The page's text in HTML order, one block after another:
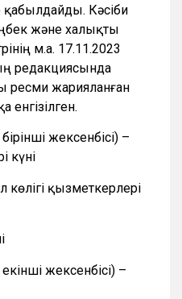
қабылдайды. Кәсіби
және халықты
м.а. 17.11.2023
редакциясында
ресми жарияланған
енгізілген.
жексенбісі) –
күні
қызметкерлері
жексенбісі) –